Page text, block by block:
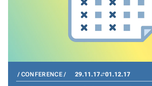
CONFERENCE 29.11.17 01.12.17